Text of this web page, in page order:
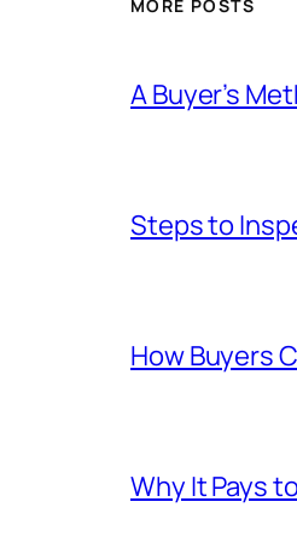
MORE POSTS
A Buyer’s
Steps to
How Buyers
Why It Pays